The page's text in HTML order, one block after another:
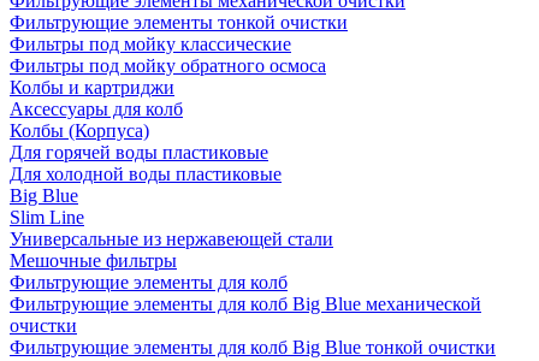
Фильтрующие элементы тонкой очистки
Фильтры под мойку классические
Фильтры под мойку обратного осмоса
Колбы и картриджи
Аксессуары для колб
Колбы (Корпуса)
Для горячей воды пластиковые
Для холодной воды пластиковые
Big Blue
Slim Line
Универсальные из нержавеющей стали
Мешочные фильтры
Фильтрующие элементы для колб
Фильтрующие элементы для колб Big Blue механической
очистки
Фильтрующие элементы для колб Big Blue тонкой очистки